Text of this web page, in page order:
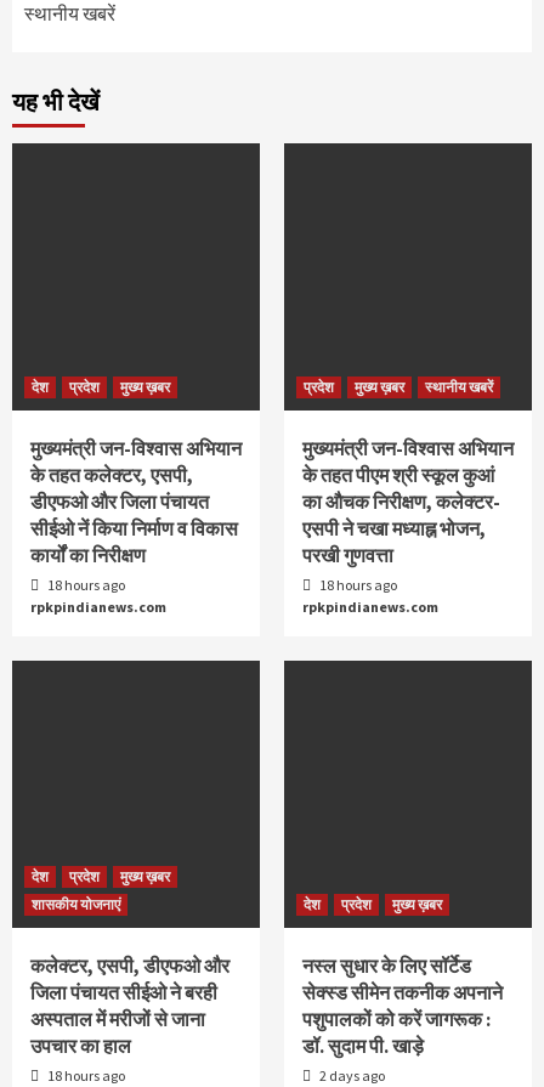
स्थानीय खबरें
यह भी देखें
देश प्रदेश मुख्य ख़बर
मुख्यमंत्री जन-विश्वास अभियान
के तहत कलेक्टर, एसपी,
डीएफओ और जिला पंचायत
सीईओ नें किया निर्माण व विकास
कार्यों का निरीक्षण
18 hours ago
rpkpindianews.com
प्रदेश मुख्य ख़बर स्थानीय खबरें
मुख्यमंत्री जन-विश्वास अभियान
के तहत पीएम श्री स्कूल कुआं
का औचक निरीक्षण, कलेक्टर-
एसपी ने चखा मध्याह्न भोजन,
परखी गुणवत्ता
18 hours ago
rpkpindianews.com
देश प्रदेश
मुख्य ख़बर
शासकीय योजनाएं
कलेक्टर, एसपी, डीएफओ और
जिला पंचायत सीईओ ने बरही
अस्पताल में मरीजों से जाना
उपचार का हाल
18 hours ago
देश प्रदेश मुख्य ख़बर
नस्ल सुधार के लिए सॉर्टेड
सेक्स्ड सीमेन तकनीक अपनाने
पशुपालकों को करें जागरूक :
डॉ. सुदाम पी. खाड़े
2 days ago